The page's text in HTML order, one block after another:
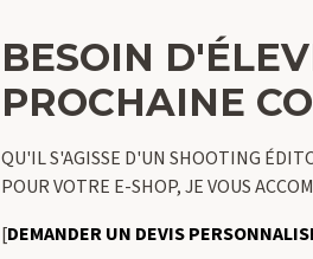
BESOIN
PROCHAINE
QU'IL S'AGISSE D'UN SHOOTING
POUR VOTRE E-SHOP, JE VOUS
[DEMANDER UN DEVIS